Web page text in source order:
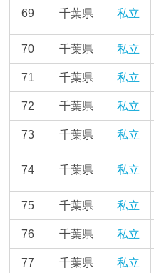
69 千葉県 私立
70 千葉県 私立
71 千葉県 私立
72 千葉県 私立
73 千葉県 私立
74 千葉県 私立
75 千葉県 私立
76 千葉県 私立
77 千葉県 私立